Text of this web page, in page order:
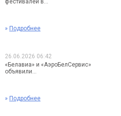
фестивалей в...
» Подробнее
26.06.2026 06:42
«Белавиа» и «АэроБелСервис»
объявили...
» Подробнее